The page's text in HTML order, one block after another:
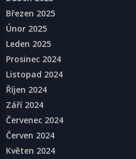
Březen 2025
Únor 2025
Leden 2025
Prosinec 2024
Listopad 2024
Říjen 2024
Září 2024
Červenec 2024
Červen 2024
Květen 2024